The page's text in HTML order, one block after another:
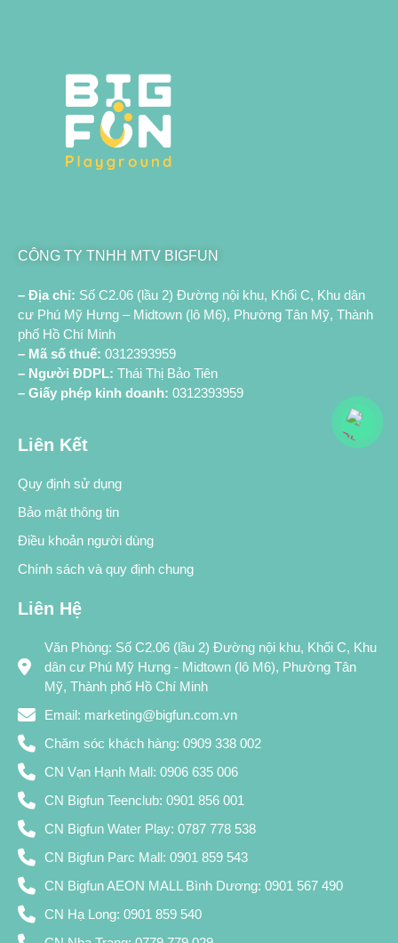
CÔNG TY TNHH MTV BIGFUN
– Địa chỉ: Số C2.06 (lầu 2) Đường nội khu, Khối C, Khu dân
cư Phú Mỹ Hưng – Midtown (lô M6), Phường Tân Mỹ, Thành
phố Hồ Chí Minh
– Mã số thuế: 0312393959
– Người ĐDPL: Thái Thị Bảo Tiên
– Giấy phép kinh doanh: 0312393959
Liên Kết
Quy định sử dụng
Bảo mật thông tin
Điều khoản người dùng
Chính sách và quy định chung
Liên Hệ
Văn Phòng: Số C2.06 (lầu 2) Đường nội khu, Khối C, Khu
dân cư Phú Mỹ Hưng - Midtown (lô M6), Phường Tân
Mỹ, Thành phố Hồ Chí Minh
Email: marketing@bigfun.com.vn
Chăm sóc khách hàng: 0909 338 002
CN Vạn Hạnh Mall: 0906 635 006
CN Bigfun Teenclub: 0901 856 001
CN Bigfun Water Play: 0787 778 538
CN Bigfun Parc Mall: 0901 859 543
CN Bigfun AEON MALL Bình Dương: 0901 567 490
CN Hạ Long: 0901 859 540